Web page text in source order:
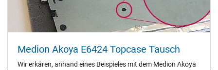
Medion Akoya E6424 Topcase Tausch
Wir erkären, anhand eines Beispieles mit dem Medion Akoya